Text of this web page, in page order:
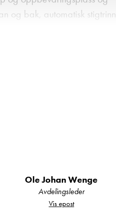
og bak, automatisk stigtrinn
Ole Johan Wenge
Avdelingsleder
Vis epost